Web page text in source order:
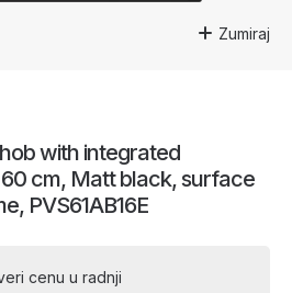
Zumiraj
with integrated
cm, Matt black, surface
PVS61AB16E
cenu u radnji